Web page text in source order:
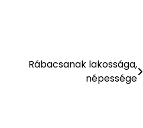
Rábacsanak lakossága,
népessége